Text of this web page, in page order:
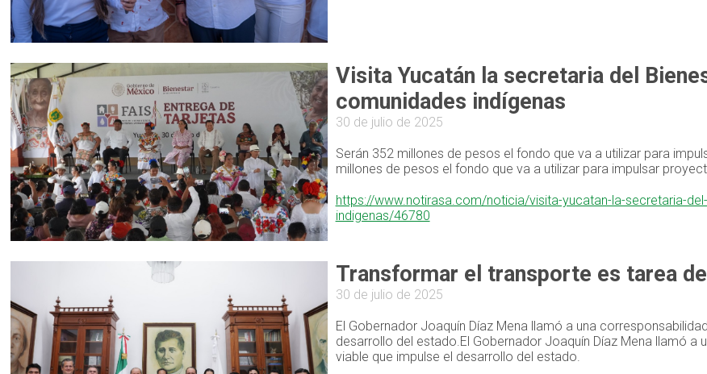
Visita Yucatán la secretaria del
comunidades indígenas
30 de julio de 2025
Serán 352 millones de pesos el fondo que va a utilizar para
millones de pesos el fondo que va a utilizar para impulsar
https://www.notirasa.com/noticia/visita-yucatan-la-secretaria-
indigenas/46780
Transformar el transporte es tarea
30 de julio de 2025
El Gobernador Joaquín Díaz Mena llamó a una
desarrollo del estado.El Gobernador Joaquín Díaz Mena llamó
viable que impulse el desarrollo del estado.